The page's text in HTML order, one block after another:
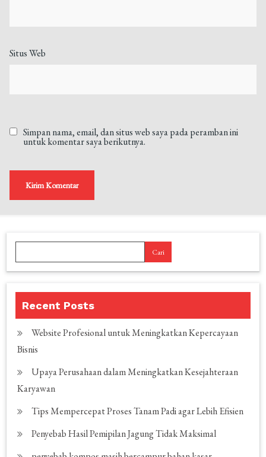
Situs Web
Simpan nama, email, dan situs web saya pada peramban ini
untuk komentar saya berikutnya.
Cari
Recent Posts
Website Profesional untuk Meningkatkan Kepercayaan
Bisnis
Upaya Perusahaan dalam Meningkatkan Kesejahteraan
Karyawan
Tips Mempercepat Proses Tanam Padi agar Lebih Efisien
Penyebab Hasil Pemipilan Jagung Tidak Maksimal